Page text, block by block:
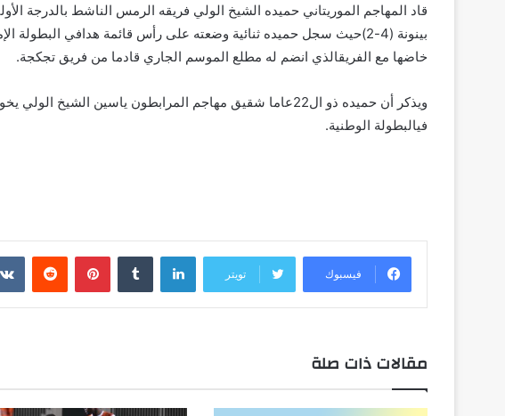
قاد المهاجم الموريتاني حميده الشيخ الولي فريقه الرمس الناشط بالدرجة
بينونة (
4-2
)حيث سجل حميده ثنائية وضعته على رأس قائمة هدافي البطولة
خاضها مع الفريقالذي انضم له مطلع الموسم الجاري قادما من فريق تجكجة.
ويذكر أن حميده ذو ال22عاما شقيق مهاجم المرابطون ياسين الشيخ الولي
فيالبطولة الوطنية.
فيسبوك تويتر
لينكدإن بينتيريست
مقالات ذات صلة